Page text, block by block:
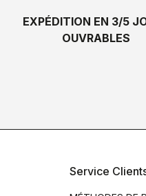
EXPÉDITION EN 3/5
OUVRABLES
Service